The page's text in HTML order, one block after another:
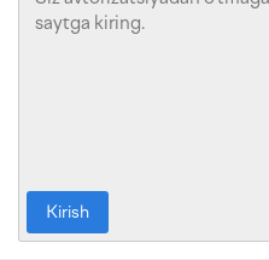
Kirish